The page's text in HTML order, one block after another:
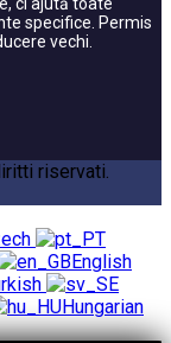
ci ajută toate
specifice. Permis
vechi.
riservati.
English
Hungarian